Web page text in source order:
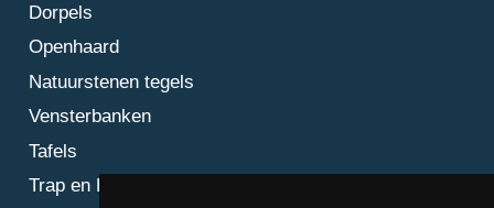
Dorpels
Openhaard
Natuurstenen tegels
Vensterbanken
Tafels
Trap en Bordes